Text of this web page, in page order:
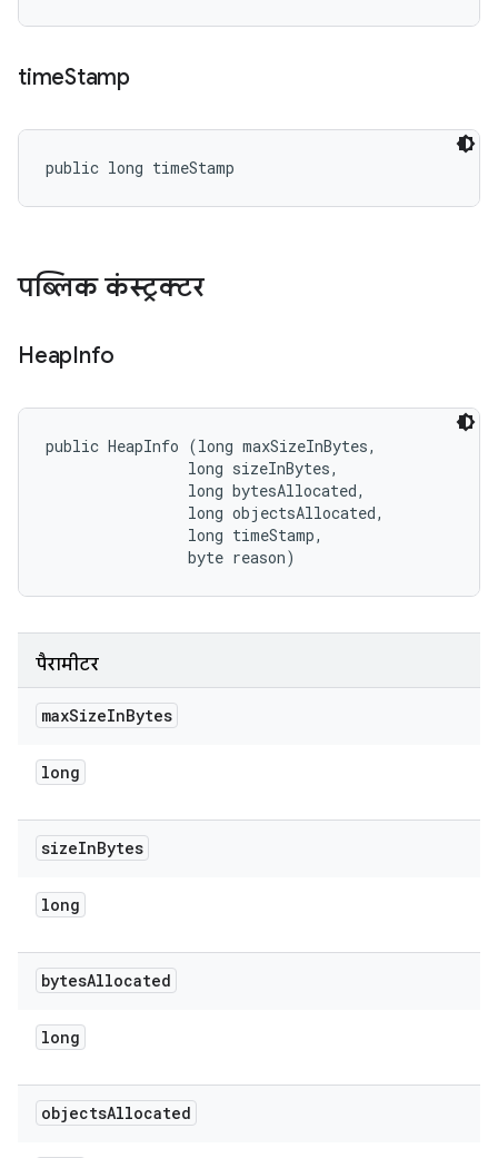
timeStamp
public long timeStamp
पब्लिक कंस्ट्रक्टर
HeapInfo
public HeapInfo (long maxSizeInBytes,
                long sizeInBytes,
                long bytesAllocated,
                long objectsAllocated,
                long timeStamp,
                byte reason)
पैरामीटर
maxSizeInBytes
long
sizeInBytes
long
bytesAllocated
long
objectsAllocated